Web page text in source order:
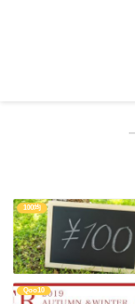
100均
Qoo10